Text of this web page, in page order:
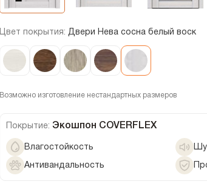
Цвет покрытия: Двери Нева сосна белый воск
Возможно изготовление нестандартных размеров
Покрытие: Экошпон COVERFLEX
Влагостойкость
Антивандальность